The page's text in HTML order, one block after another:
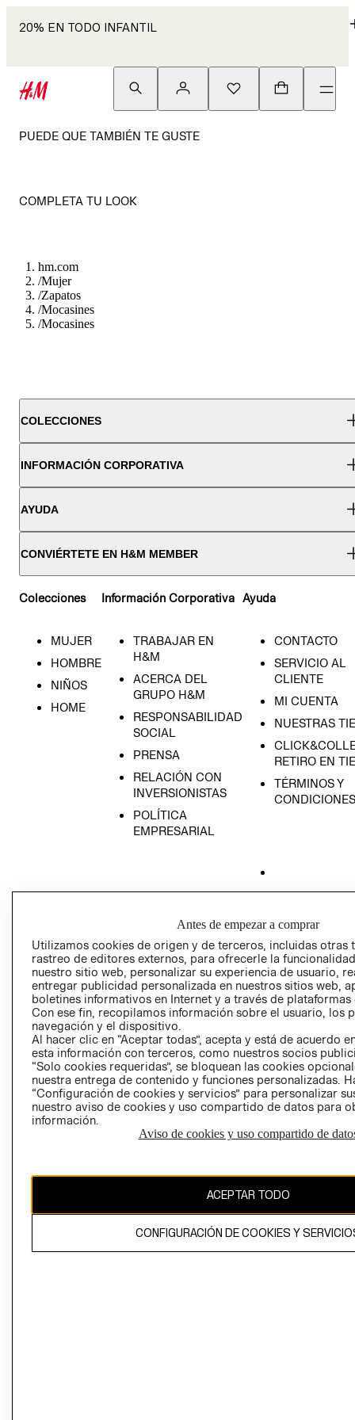
20% EN TODO INFANTIL
PUEDE QUE TAMBIÉN TE GUSTE
COMPLETA TU LOOK
hm.com
/Mujer
/Zapatos
/Mocasines
/Mocasines
COLECCIONES
INFORMACIÓN CORPORATIVA
AYUDA
CONVIÉRTETE EN H&M MEMBER
Colecciones
MUJER
HOMBRE
NIÑOS
HOME
Información Corporativa
TRABAJAR EN
H&M
ACERCA DEL
GRUPO H&M
RESPONSABILIDAD
SOCIAL
PRENSA
RELACIÓN CON
INVERSIONISTAS
POLÍTICA
EMPRESARIAL
Ayuda
CONTACTO
SERVICIO AL
CLIENTE
MI CUENTA
NUESTRAS
RETIRO EN
TÉRMINOS Y
CONDICIONES
PRIVACIDAD
GIFT CARD
AVISO DE
Perú (S/)
CAMBIAR REGIÓN
El contenido de esta página web está protegido por copyright y es
Antes de empezar a comprar
Utilizamos cookies de origen y de terceros, incluidas otras
rastreo de editores externos, para ofrecerle la
nuestro sitio web, personalizar su experiencia de usuario,
entregar publicidad personalizada en nuestros sitios web,
boletines informativos en Internet y a través de plataformas
Con ese fin, recopilamos información sobre el usuario, los
navegación y el dispositivo.
Al hacer clic en “Aceptar todas”, acepta y está de acuerdo
esta información con terceros, como nuestros socios
“Solo cookies requeridas”, se bloquean las cookies
nuestra entrega de contenido y funciones personalizadas.
“Configuración de cookies y servicios” para personalizar
nuestro aviso de cookies y uso compartido de datos para
información.
Aviso de cookies y uso compartido de
ACEPTAR TODO
CONFIGURACIÓN DE COOKIES Y